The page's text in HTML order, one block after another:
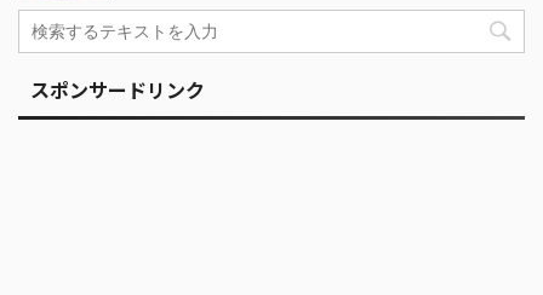
スポンサードリンク